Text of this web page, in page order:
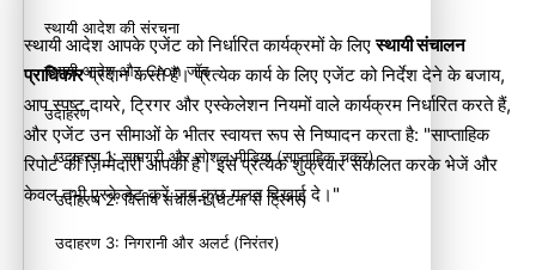
स्थायी आदेश आपके एजेंट को निर्धारित कार्यक्रमों के लिएस्थायी संचालन
प्राधिकारप्रदान करते हैं। प्रत्येक कार्य के लिए एजेंट को निर्देश देने के बजाय,
आप स्पष्ट दायरे, ट्रिगर और एस्केलेशन नियमों वाले कार्यक्रम निर्धारित करते हैं,
और एजेंट उन सीमाओं के भीतर स्वायत्त रूप से निष्पादन करता है: "साप्ताहिक
रिपोर्ट की ज़िम्मेदारी आपकी है। इसे प्रत्येक शुक्रवार संकलित करके भेजें और
केवल तभी एस्केलेट करें जब कुछ गलत दिखाई दे।"
स्थायी आदेश की संरचना
स्थायी आदेश और Cron जॉब
उदाहरण
उदाहरण 1: सामग्री और सोशल मीडिया (साप्ताहिक चक्र)
उदाहरण 2: वित्तीय संचालन (घटना से ट्रिगर)
उदाहरण 3: निगरानी और अलर्ट (निरंतर)